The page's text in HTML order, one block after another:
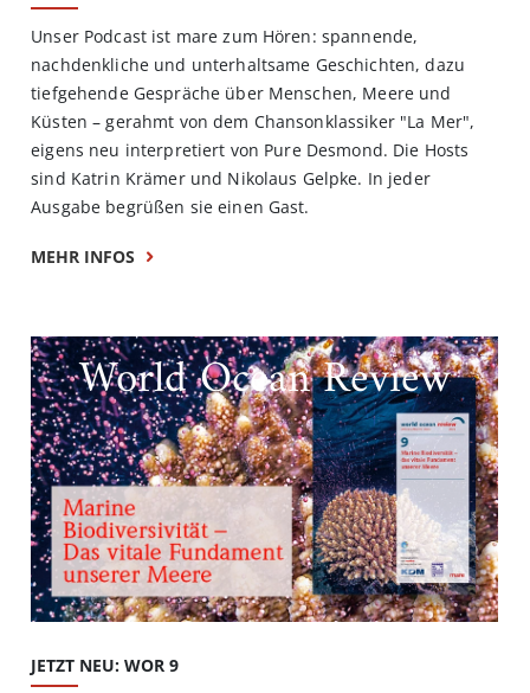
Unser Podcast ist mare zum Hören: spannende,
nachdenkliche und unterhaltsame Geschichten, dazu
tiefgehende Gespräche über Menschen, Meere und
Küsten – gerahmt von dem Chansonklassiker "La Mer",
eigens neu interpretiert von Pure Desmond. Die Hosts
sind Katrin Krämer und Nikolaus Gelpke. In jeder
Ausgabe begrüßen sie einen Gast.
MEHR INFOS
World Ocean Review
JETZT NEU: WOR 9